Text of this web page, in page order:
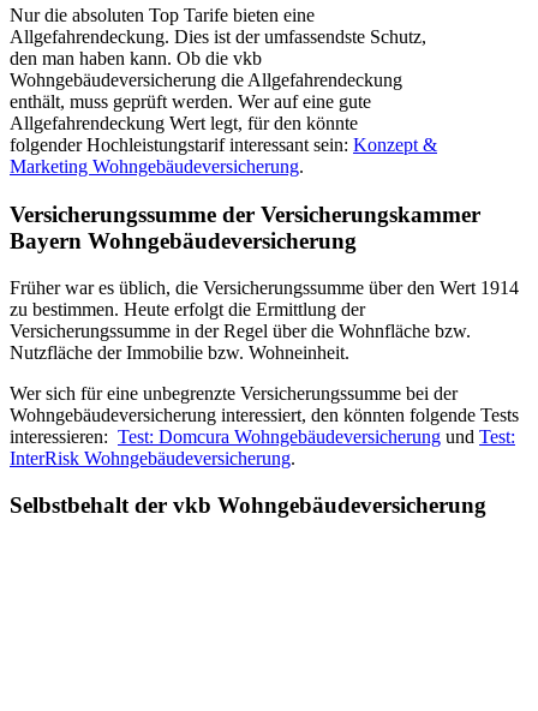
Nur die absoluten Top Tarife bieten eine
Allgefahrendeckung. Dies ist der umfassendste Schutz,
den man haben kann. Ob die vkb
Wohngebäudeversicherung die Allgefahrendeckung
enthält, muss geprüft werden. Wer auf eine gute
Allgefahrendeckung Wert legt, für den könnte
folgender Hochleistungstarif interessant sein: Konzept &
Marketing Wohngebäudeversicherung.
Versicherungssumme der Versicherungskammer
Bayern Wohngebäudeversicherung
Früher war es üblich, die Versicherungssumme über den Wert 1914
zu bestimmen. Heute erfolgt die Ermittlung der
Versicherungssumme in der Regel über die Wohnfläche bzw.
Nutzfläche der Immobilie bzw. Wohneinheit.
Wer sich für eine unbegrenzte Versicherungssumme bei der
Wohngebäudeversicherung interessiert, den könnten folgende Tests
interessieren: Test: Domcura Wohngebäudeversicherung und Test:
InterRisk Wohngebäudeversicherung.
Selbstbehalt der vkb Wohngebäudeversicherung